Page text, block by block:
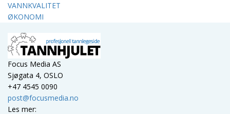
VANNKVALITET
ØKONOMI
Focus Media AS
Sjøgata 4, OSLO
+47 4545 0090
post@focusmedia.no
Les mer: